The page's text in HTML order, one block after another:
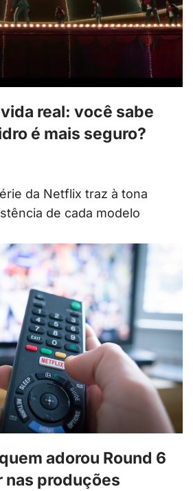
real: você sabe
é mais seguro?
da Netflix traz à tona
de cada modelo
adorou Round 6
nas produções